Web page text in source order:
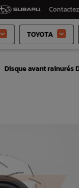
 TOYOTA 
Disque avant rainurés